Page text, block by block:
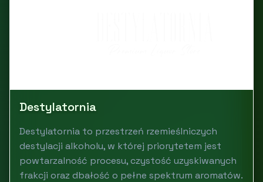
Destylatornia
Destylatornia to przestrzeń rzemieślniczych
destylacji alkoholu, w której priorytetem jest
powtarzalność procesu, czystość uzyskiwanych
frakcji oraz dbałość o pełne spektrum aromatów.